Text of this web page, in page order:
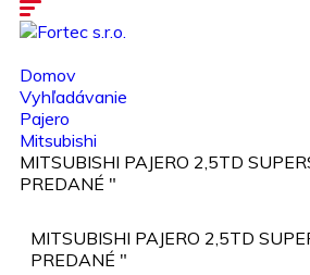
Domov
Vyhľadávanie
Pajero
Mitsubishi
MITSUBISHI PAJERO 2,5TD
PREDANÉ "
MITSUBISHI PAJERO 2,5TD
PREDANÉ "